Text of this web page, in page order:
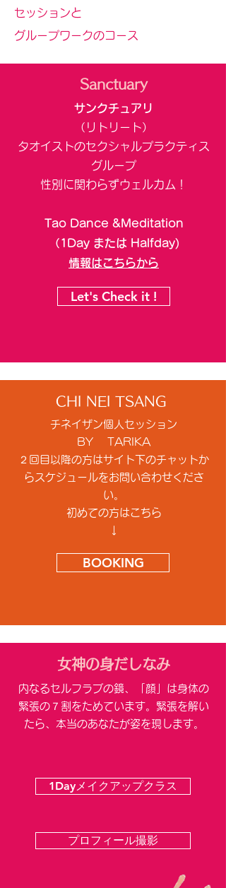
セッションと
グループワークのコース
Sanctuary
サンクチュアリ
（リトリート）​
​タオイストのセクシャルプラクティス
グループ
​性別に関わらずウェルカム！
Tao Dance &Meditation
​（1Day または Halfday)
情報はこちらから
Let's Check it !
CHI NEI TSANG
チネイザン個人セッション
BY
TARIKA
​２回目以降の方はサイト下のチャットか
らスケジュールをお問い合わせくださ
い。
初めての方はこちら
​↓
BOOKING
​女神の身だしなみ
内なるセルフラブの鏡、「顔」は身体の
緊張の７割をためています。緊張を解い
たら、本当のあなたが姿を現します。
1Dayメイクアップクラス
プロフィール撮影